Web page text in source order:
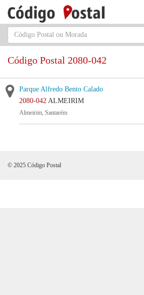
Código Postal 2080-042
Parque Alfredo Bento Calado
2080-042 ALMEIRIM
Almeirim, Santarém
© 2025 Código Postal